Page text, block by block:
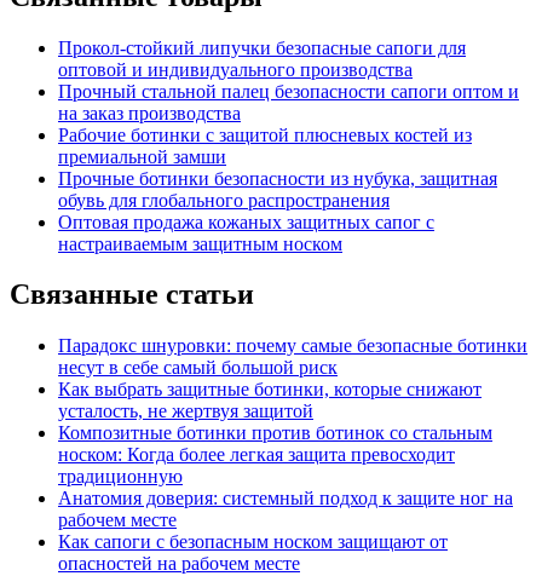
Прокол-стойкий липучки безопасные сапоги для
оптовой и индивидуального производства
Прочный стальной палец безопасности сапоги оптом и
на заказ производства
Рабочие ботинки с защитой плюсневых костей из
премиальной замши
Прочные ботинки безопасности из нубука, защитная
обувь для глобального распространения
Оптовая продажа кожаных защитных сапог с
настраиваемым защитным носком
Связанные статьи
Парадокс шнуровки: почему самые безопасные ботинки
несут в себе самый большой риск
Как выбрать защитные ботинки, которые снижают
усталость, не жертвуя защитой
Композитные ботинки против ботинок со стальным
носком: Когда более легкая защита превосходит
традиционную
Анатомия доверия: системный подход к защите ног на
рабочем месте
Как сапоги с безопасным носком защищают от
опасностей на рабочем месте